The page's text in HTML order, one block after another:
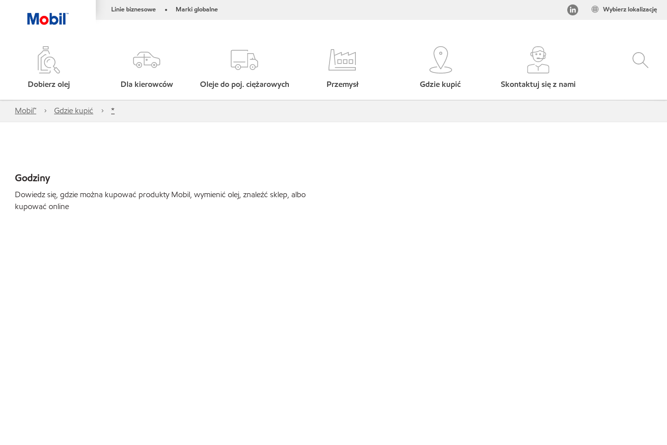
Linie biznesowe • Marki globalne Wybierz lokalizację
Dobierz olej Dla kierowców Oleje do poj. ciężarowych Przemysł Gdzie kupić Skontaktuj się z nami
Mobil™ Gdzie kupić *
Godziny
Dowiedz się, gdzie można kupować produkty Mobil, wymienić olej, znaleźć sklep, albo
kupować online